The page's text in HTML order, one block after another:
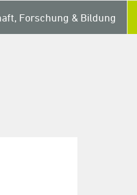
Forschung & Bildung